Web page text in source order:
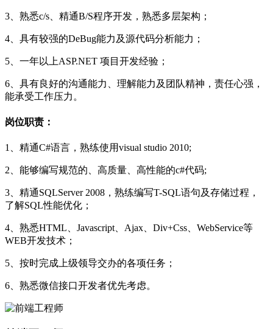
3、熟悉c/s、精通B/S程序开发，熟悉多层架构；
4、具有较强的DeBug能力及源代码分析能力；
5、一年以上ASP.NET 项目开发经验；
6、具有良好的沟通能力、理解能力及团队精神，责任心强，
能承受工作压力。
岗位职责：
1、精通C#语言，熟练使用visual studio 2010;
2、能够编写规范的、高质量、高性能的c#代码;
3、精通SQLServer 2008，熟练编写T-SQL语句及存储过程，
了解SQL性能优化；
4、熟悉HTML、Javascript、Ajax、Div+Css、WebService等
WEB开发技术；
5、按时完成上级领导交办的各项任务；
6、熟悉微信接口开发者优先考虑。